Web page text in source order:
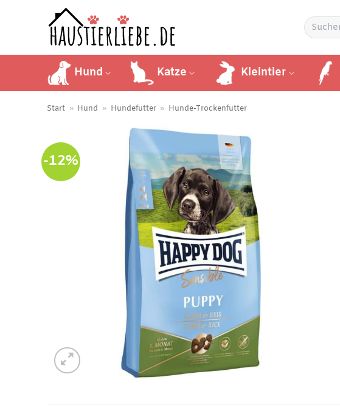
Suchen
nach:
Hund Katze Kleintier
Start » Hund » Hundefutter » Hunde-Trockenfutter
-12%